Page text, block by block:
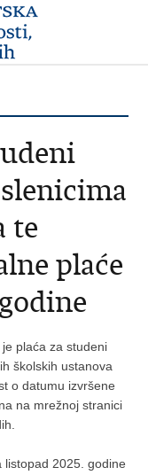
te
plaće
plaća za studeni
školskih ustanova
o datumu izvršene
na mrežnoj stranici
listopad 2025. godine